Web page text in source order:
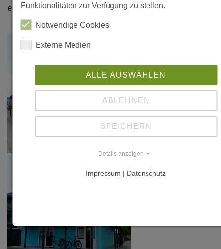
erhalten.
Funktionalitäten zur Verfügung zu stellen.
Notwendige Cookies
Externe Medien
ALLE AUSWÄHLEN
ABLEHNEN
SPEICHERN
Details anzeigen
Impressum | Datenschutz